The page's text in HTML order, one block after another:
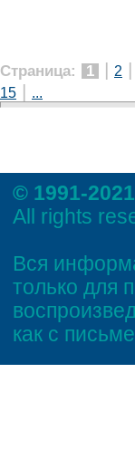
Страница: 1 | 2 |
15 | ...
© 1991-
All rights
Вся
только для
как с